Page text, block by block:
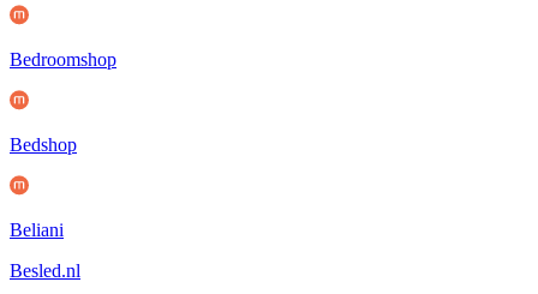
Bedroomshop
Bedshop
Beliani
Besled.nl